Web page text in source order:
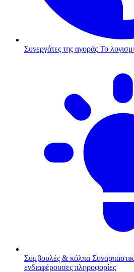
Συνεργάτες της αγοράς Το
Συμβουλές & κόλπα
ενδιαφέρουσες πληροφορίες